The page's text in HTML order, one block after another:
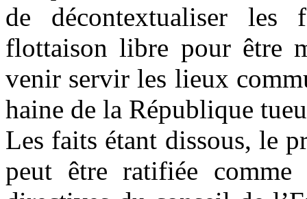
de décontextualiser
flottaison libre pour être
venir servir les lieux
haine de la République
Les faits étant dissous, le
peut être ratifiée